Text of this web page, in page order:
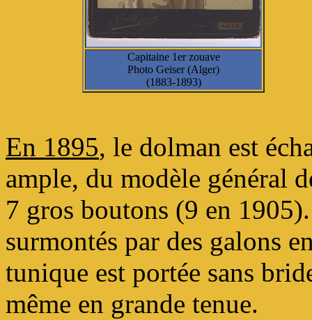
Capitaine 1er zouave
Photo Geiser (Alger)
(1883-1893)
En 1895, le dolman est
ample, du modèle général
7 gros boutons (9 en
surmontés par des galons
tunique est portée sans
même en grande tenue.